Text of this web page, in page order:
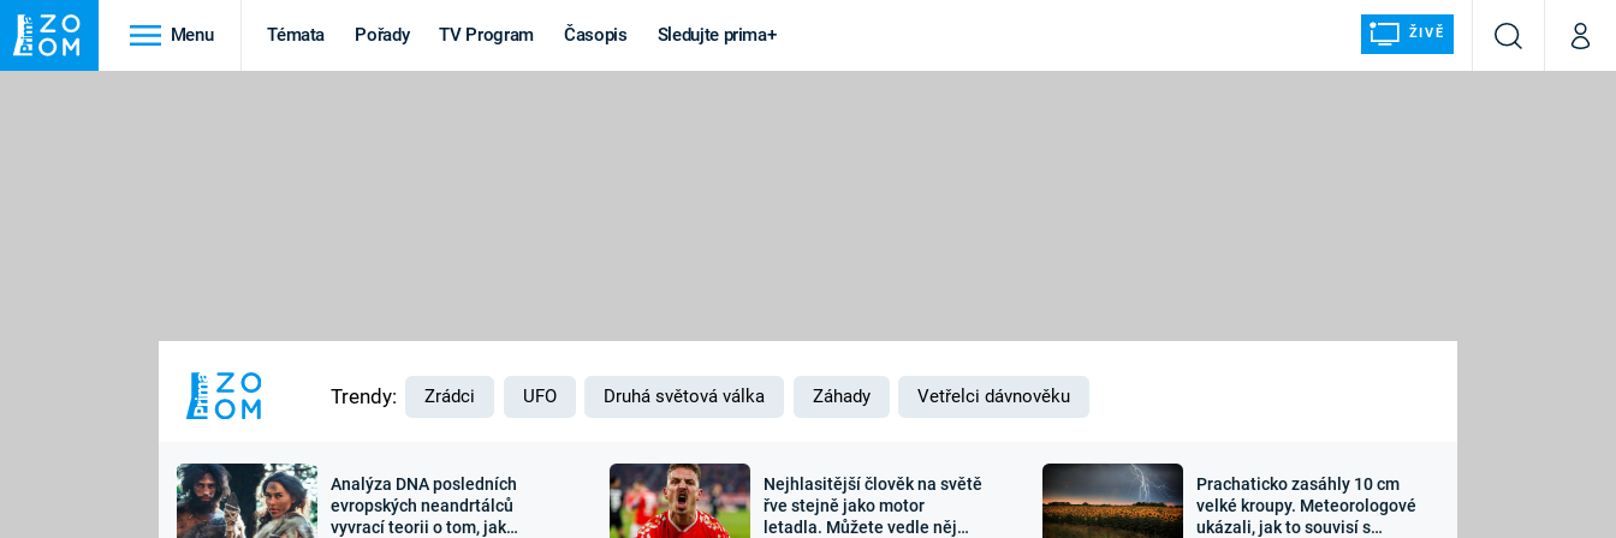
Menu Témata Pořady TV Program Časopis Sledujte prima+ ŽIVĚ
VyhledáváníMůj
MARS
Výročí
Záhady a
Zajímavosti Sledujte nás
Trendy: Zrádci UFO Druhá světová válka Záhady Vetřelci dávnověku
Analýza DNA posledních
evropských neandrtálců
vyvrací teorii o tom, jak
Nejhlasitější člověk na světě
řve stejně jako motor
letadla. Můžete vedle něj
Prachaticko zasáhly 10 cm
velké kroupy. Meteorologové
ukázali, jak to souvisí s